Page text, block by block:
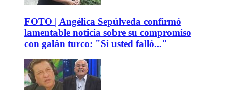
FOTO | Angélica Sepúlveda confirmó
lamentable noticia sobre su compromiso
con galán turco: "Si usted falló..."